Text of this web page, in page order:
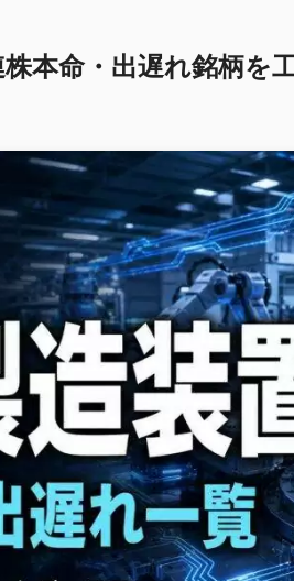
株本命・出遅れ銘柄を